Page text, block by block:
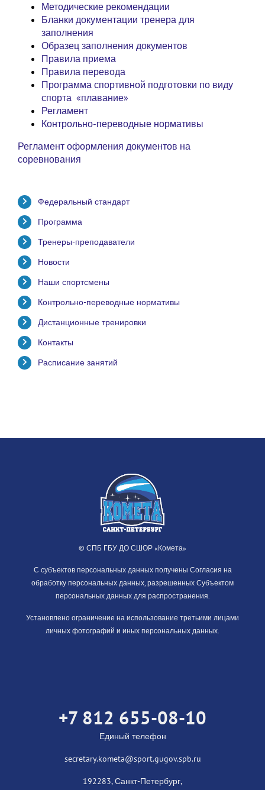
Методические рекомендации
Бланки документации тренера для
заполнения
Образец заполнения документов
Правила приема
Правила перевода
Программа спортивной подготовки по виду
спорта «плавание»
Регламент
Контрольно-переводные нормативы
Регламент оформления документов на
соревнования
Федеральный стандарт
Программа
Тренеры-преподаватели
Новости
Наши спортсмены
Контрольно-переводные нормативы
Дистанционные тренировки
Контакты
Расписание занятий
© СПБ ГБУ ДО СШОР «Комета»
С субъектов персональных данных получены Согласия на
обработку персональных данных, разрешенных Субъектом
персональных данных для распространения.
Установлено ограничение на использование третьими лицами
личных фотографий и иных персональных данных.
+7 812 655-08-10
Единый телефон
secretary.kometa@sport.gugov.spb.ru
192283, Санкт-Петербург,